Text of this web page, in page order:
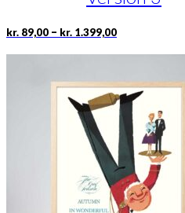
kr. 89,00 – kr. 1.399,00Prisinterval:
til
Dette
varianter.
Mulighederne
kan
vælges
på
varesiden